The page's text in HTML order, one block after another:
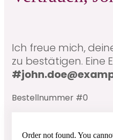
Ich freue mich,
zu bestätigen. Eine
Bestellnummer #0
Order not found. You